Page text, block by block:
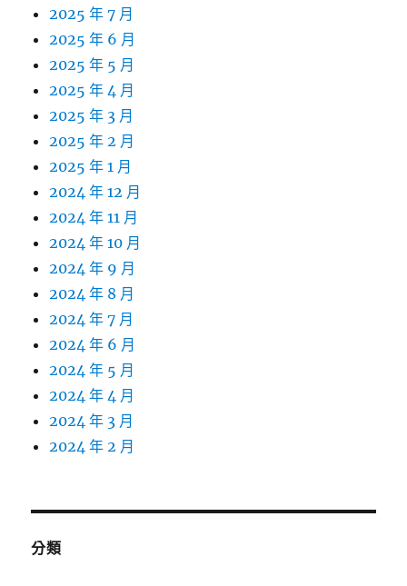
2025 年 7 月
2025 年 6 月
2025 年 5 月
2025 年 4 月
2025 年 3 月
2025 年 2 月
2025 年 1 月
2024 年 12 月
2024 年 11 月
2024 年 10 月
2024 年 9 月
2024 年 8 月
2024 年 7 月
2024 年 6 月
2024 年 5 月
2024 年 4 月
2024 年 3 月
2024 年 2 月
分類